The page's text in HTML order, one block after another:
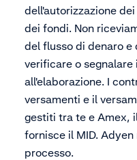
dell'autorizzazione
dei fondi. Non
del flusso di denaro e
verificare o
all'elaborazione. I
versamenti e il
gestiti tra te e Amex,
fornisce il MID.
processo.